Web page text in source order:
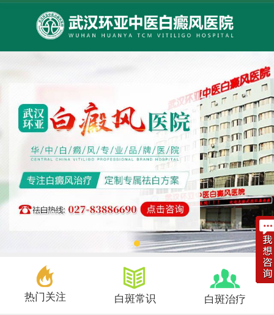
热门关注 白斑常识 白斑治疗